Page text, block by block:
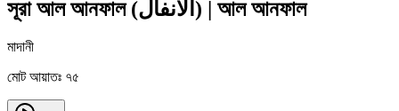
সূরা আল আনফাল(الأنفال ) | আল আনফাল
মাদানী
মোট আয়াতঃ ৭৫